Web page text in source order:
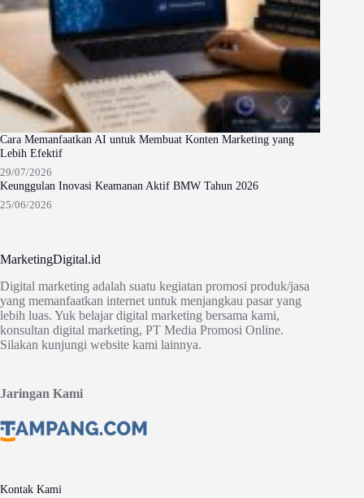
Cara Memanfaatkan AI untuk Membuat Konten Marketing yang
Lebih Efektif
29/07/2026
Keunggulan Inovasi Keamanan Aktif BMW Tahun 2026
25/06/2026
MarketingDigital.id
Digital marketing adalah suatu kegiatan promosi produk/jasa
yang memanfaatkan internet untuk menjangkau pasar yang
lebih luas. Yuk belajar digital marketing bersama kami,
konsultan digital marketing, PT Media Promosi Online.
Silakan kunjungi website kami lainnya.
Jaringan Kami
Kontak Kami